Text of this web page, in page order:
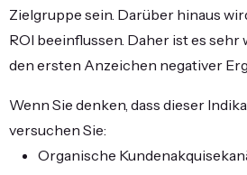
Zielgruppe sein. Darüber hinaus
ROI beeinflussen. Daher ist es
den ersten Anzeichen negativer
Wenn Sie denken, dass dieser
versuchen Sie:
Organische